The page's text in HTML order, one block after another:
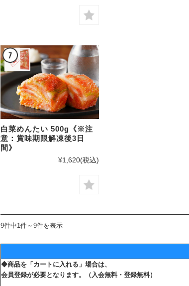
白菜めんたい 500g《※注
意：賞味期限解凍後3日
間》
¥1,620(税込)
9件中1件～9件を表示
◆商品を「カートに入れる」場合は、
会員登録が必要となります。 （入会無料・登録無料）